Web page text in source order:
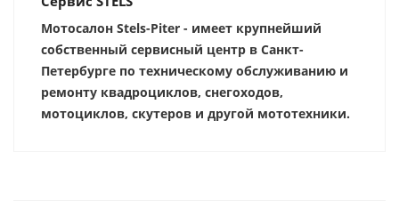
Мотосалон Stels-Piter - имеет крупнейший
собственный сервисный центр в Санкт-
Петербурге по техническому обслуживанию и
ремонту квадроциклов, снегоходов,
мотоциклов, скутеров и другой мототехники.